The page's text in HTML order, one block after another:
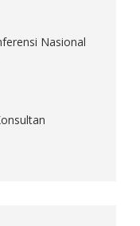
Nasional